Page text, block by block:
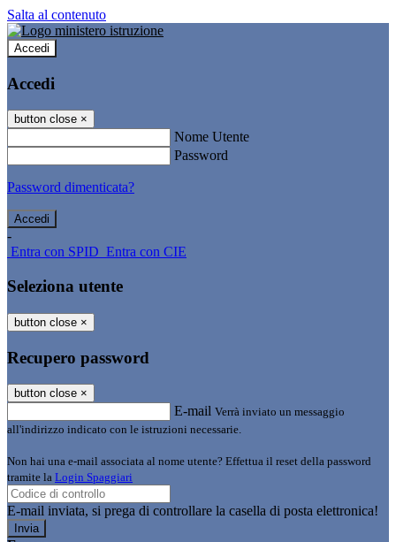
Salta al contenuto
Accedi
Accedi
button close ×
Nome Utente
Password
Password dimenticata?
-
Entra con SPID Entra con CIE
Seleziona utente
button close ×
Recupero password
button close ×
E-mail Verrà inviato un messaggio
all'indirizzo indicato con le istruzioni necessarie.
Non hai una e-mail associata al nome utente? Effettua il reset della password
tramite la Login Spaggiari
E-mail inviata, si prega di controllare la casella di posta elettronica!